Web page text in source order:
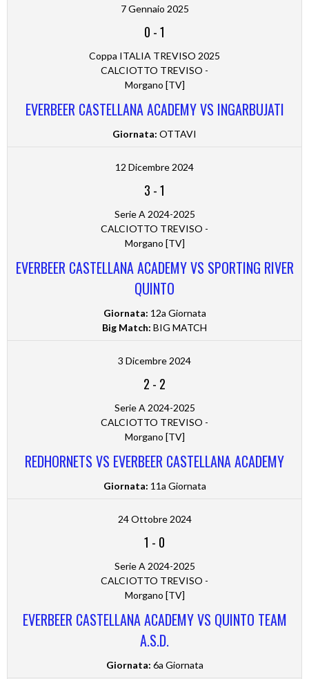
7 Gennaio 2025
0 -1
Coppa ITALIA TREVISO 2025
CALCIOTTO TREVISO -
Morgano [TV]
EVERBEER CASTELLANA ACADEMY VS INGARBUJATI
Giornata: OTTAVI
12 Dicembre 2024
3 -1
Serie A 2024-2025
CALCIOTTO TREVISO -
Morgano [TV]
EVERBEER CASTELLANA ACADEMY VS SPORTING RIVER
QUINTO
Giornata: 12a Giornata
Big Match: BIG MATCH
3 Dicembre 2024
2 - 2
Serie A 2024-2025
CALCIOTTO TREVISO -
Morgano [TV]
REDHORNETS VS EVERBEER CASTELLANA ACADEMY
Giornata: 11a Giornata
24 Ottobre 2024
1 - 0
Serie A 2024-2025
CALCIOTTO TREVISO -
Morgano [TV]
EVERBEER CASTELLANA ACADEMY VS QUINTO TEAM
A.S.D.
Giornata: 6a Giornata